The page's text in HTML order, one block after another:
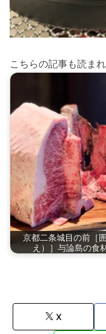
こちらの記事も読ま
京都二条城目の前［
え）］与論島の食
X